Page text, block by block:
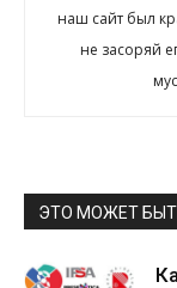
наш сайт был
не засоряй
ЭТО МОЖЕТ